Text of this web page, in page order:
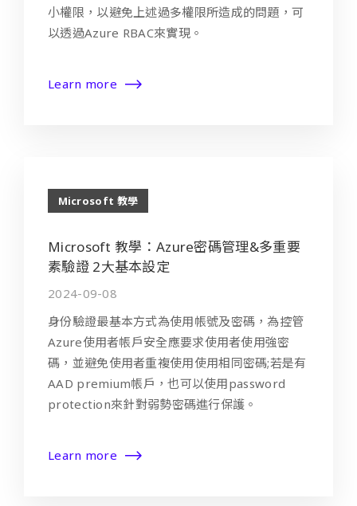
小權限，以避免上述過多權限所造成的問題，可
以透過Azure RBAC來實現。
Learn more
Microsoft 教學
Microsoft 教學：Azure密碼管理&多重要
素驗證 2大基本設定
2024-09-08
身份驗證最基本方式為使用帳號及密碼，為控管
Azure使用者帳戶安全應要求使用者使用強密
碼，並避免使用者重複使用使用相同密碼;若是有
AAD premium帳戶，也可以使用password
protection來針對弱勢密碼進行保護。
Learn more